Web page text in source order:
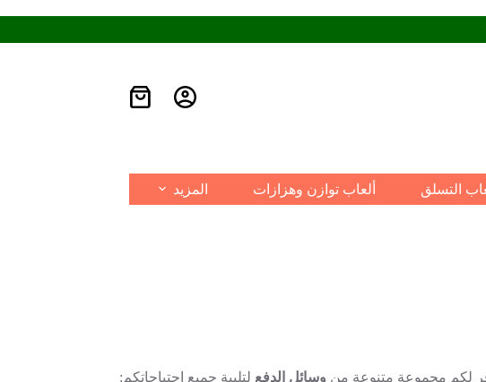
التسلق ألعاب توازن وهزازات المزيد
لكم مجموعة متنوعة من وسائل الدفع لتلبية جميع احتياجاتكم: